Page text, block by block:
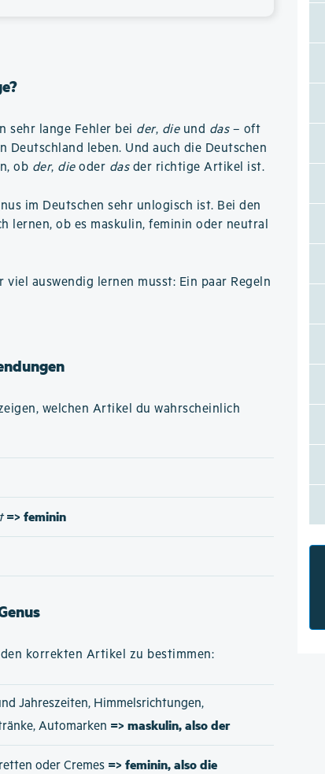
sehr lange Fehler bei der, dieund das– oft
Deutschland leben. Und auch die Deutschen
ob der, dieoder dasder richtige Artikel ist.
im Deutschen sehr unlogisch ist. Bei den
lernen, ob es maskulin, feminin oder neutral
auswendig lernen musst: Ein paar Regeln
welchen Artikel du wahrscheinlich
=> feminin
korrekten Artikel zu bestimmen:
Jahreszeiten, Himmelsrichtungen,
Automarken => maskulin, also der
oder Cremes => feminin, also die